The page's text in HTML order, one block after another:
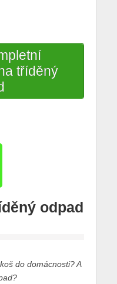
tříděný
odpad
do domácnosti? A